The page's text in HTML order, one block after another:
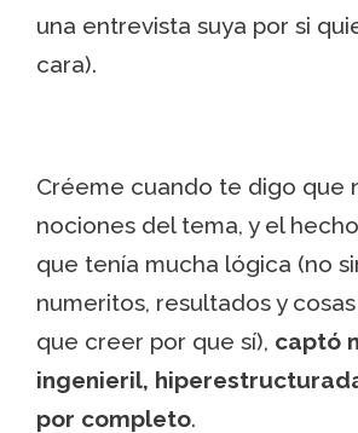
una entrevista suya por si
cara).
Créeme cuando te digo que
nociones del tema, y el
que tenía mucha lógica (no
numeritos, resultados y
que creer por que sí), captó
ingenieril,
por completo.